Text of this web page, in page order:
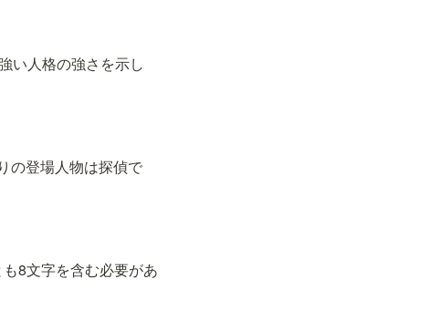
い人格の強さを示し
の登場人物は探偵で
8文字を含む必要があ